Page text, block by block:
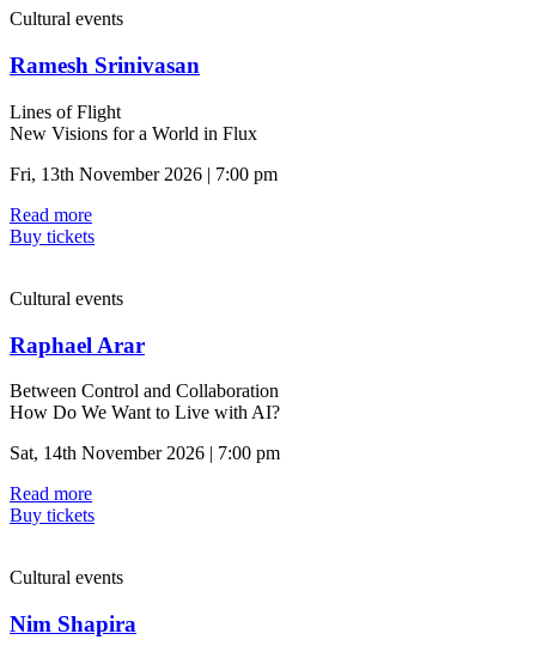
Cultural events
Ramesh Srinivasan
Lines of Flight
New Visions for a World in Flux
Fri, 13th November 2026 | 7:00 pm
Read more
Buy tickets
Cultural events
Raphael Arar
Between Control and Collaboration
How Do We Want to Live with AI?
Sat, 14th November 2026 | 7:00 pm
Read more
Buy tickets
Cultural events
Nim Shapira